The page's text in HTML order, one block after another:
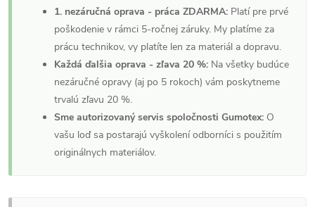
1. nezáručná oprava - práca ZDARMA: Platí pre prvé
poškodenie v rámci 5-ročnej záruky. My platíme za
prácu technikov, vy platíte len za materiál a dopravu.
Každá ďalšia oprava - zľava 20 %: Na všetky budúce
nezáručné opravy (aj po 5 rokoch) vám poskytneme
trvalú zľavu 20 %.
Sme autorizovaný servis spoločnosti Gumotex: O
vašu loď sa postarajú vyškolení odborníci s použitím
originálnych materiálov.